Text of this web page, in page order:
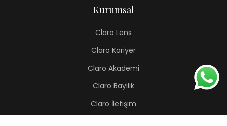
Kurumsal
Claro Lens
Claro Kariyer
Claro Akademi
Claro Bayilik
Claro İletişim